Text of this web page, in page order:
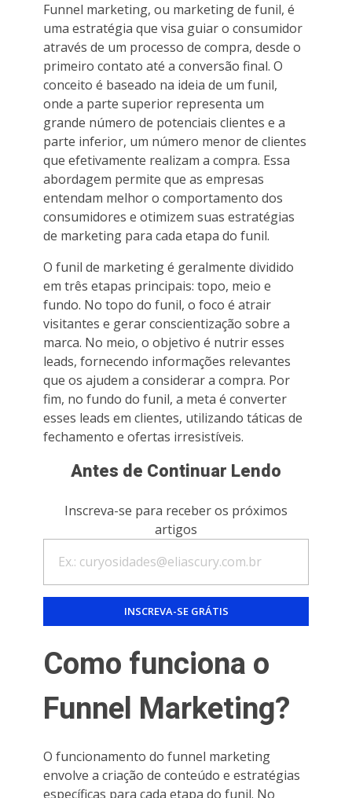
Funnel marketing, ou marketing de funil, é
uma estratégia que visa guiar o consumidor
através de um processo de compra, desde o
primeiro contato até a conversão final. O
conceito é baseado na ideia de um funil,
onde a parte superior representa um
grande número de potenciais clientes e a
parte inferior, um número menor de clientes
que efetivamente realizam a compra. Essa
abordagem permite que as empresas
entendam melhor o comportamento dos
consumidores e otimizem suas estratégias
de marketing para cada etapa do funil.
O funil de marketing é geralmente dividido
em três etapas principais: topo, meio e
fundo. No topo do funil, o foco é atrair
visitantes e gerar conscientização sobre a
marca. No meio, o objetivo é nutrir esses
leads, fornecendo informações relevantes
que os ajudem a considerar a compra. Por
fim, no fundo do funil, a meta é converter
esses leads em clientes, utilizando táticas de
fechamento e ofertas irresistíveis.
Antes de Continuar Lendo
Inscreva-se para receber os próximos
artigos
Como funciona o
Funnel Marketing?
O funcionamento do funnel marketing
envolve a criação de conteúdo e estratégias
específicas para cada etapa do funil. No